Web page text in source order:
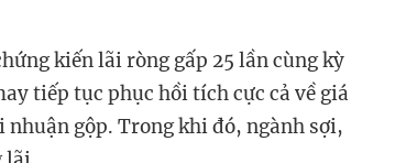
kiến lãi ròng gấp 25 lần cùng kỳ
tiếp tục phục hồi tích cực cả về giá
gộp. Trong khi đó, ngành sợi,